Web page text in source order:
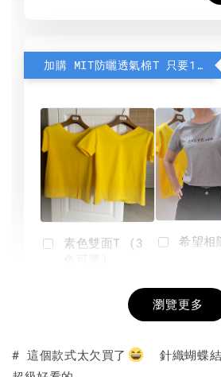
加購 MIT防曬透氣棉T 只要190元
素色雙面T (3
+
希望相
NT$ 190
瀏覽更多
# 這個款式太欠買了
針織蝴蝶結